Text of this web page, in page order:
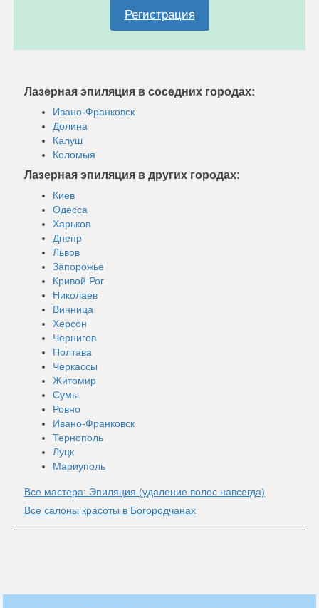
Регистрация
Лазерная эпиляция в соседних городах:
Ивано-Франковск
Долина
Калуш
Коломыя
Лазерная эпиляция в других городах:
Киев
Одесса
Харьков
Днепр
Львов
Запорожье
Кривой Рог
Николаев
Винница
Херсон
Чернигов
Полтава
Черкассы
Житомир
Сумы
Ровно
Ивано-Франковск
Тернополь
Луцк
Мариуполь
Все мастера: Эпиляция (удаление волос навсегда)
Все салоны красоты в Богородчанах